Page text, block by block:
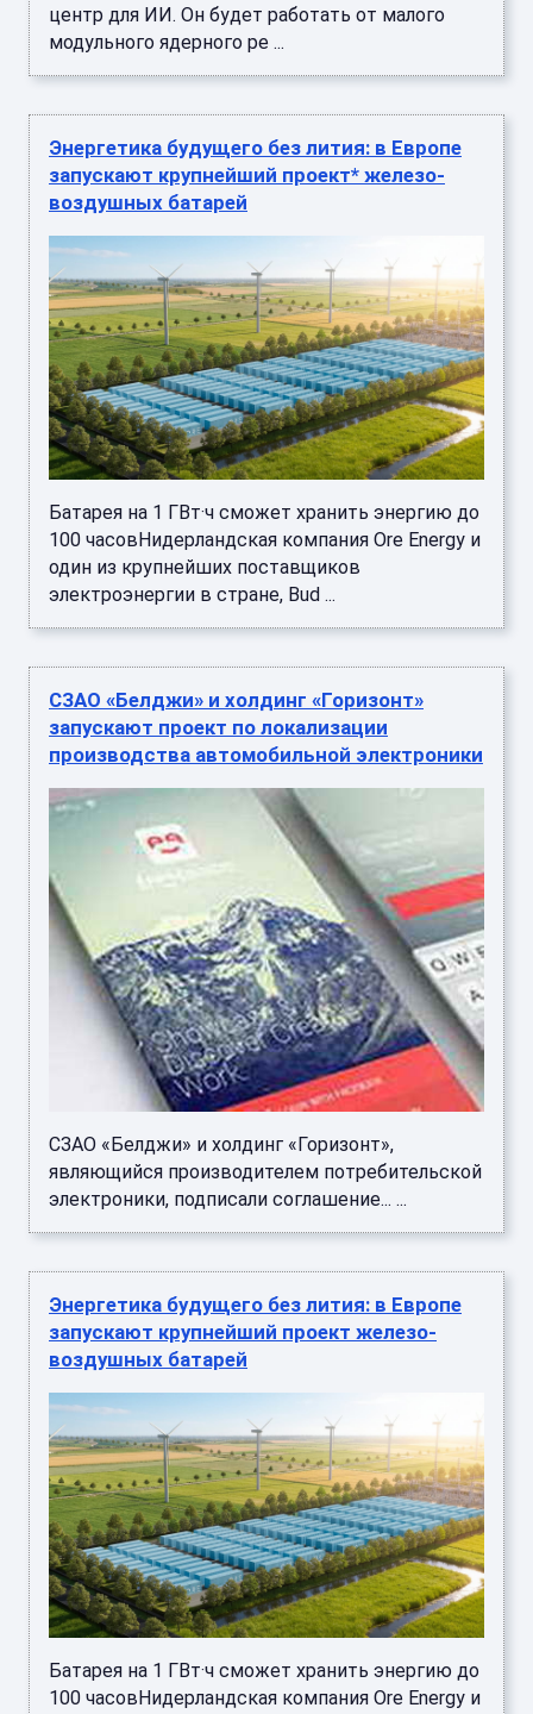
центр для ИИ. Он будет работать от малого
модульного ядерного ре ...
Энергетика будущего без лития: в Европе
запускают крупнейший проект* железо-
воздушных батарей
Батарея на 1 ГВт·ч сможет хранить энергию до
100 часовНидерландская компания Ore Energy и
один из крупнейших поставщиков
электроэнергии в стране, Bud ...
СЗАО «Белджи» и холдинг «Горизонт»
запускают проект по локализации
производства автомобильной электроники
СЗАО «Белджи» и холдинг «Горизонт»,
являющийся производителем потребительской
электроники, подписали соглашение... ...
Энергетика будущего без лития: в Европе
запускают крупнейший проект железо-
воздушных батарей
Батарея на 1 ГВт·ч сможет хранить энергию до
100 часовНидерландская компания Ore Energy и